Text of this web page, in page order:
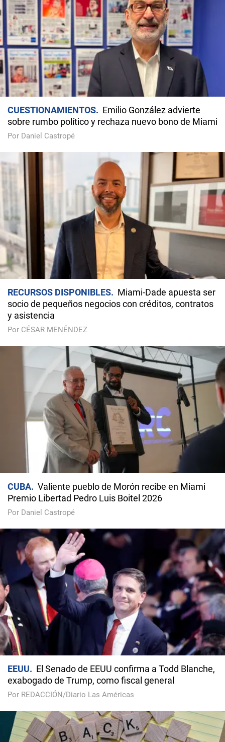
CUESTIONAMIENTOS
Emilio González advierte
sobre rumbo político y rechaza nuevo bono de Miami
Por Daniel Castropé
RECURSOS DISPONIBLES
Miami-Dade apuesta ser
socio de pequeños negocios con créditos, contratos
y asistencia
Por CÉSAR MENÉNDEZ
CUBA
Valiente pueblo de Morón recibe en Miami
Premio Libertad Pedro Luis Boitel 2026
Por Daniel Castropé
EEUU
El Senado de EEUU confirma a Todd Blanche,
exabogado de Trump, como fiscal general
Por REDACCIÓN/Diario Las Américas